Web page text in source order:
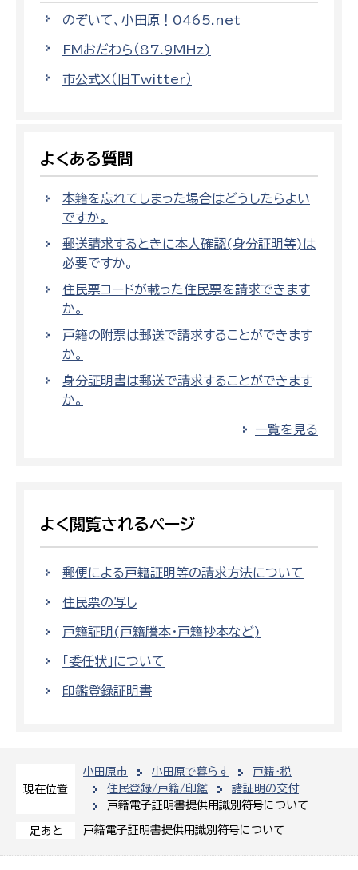
現在位置
小田原市 小田原で暮らす
戸籍・税
住民登録/戸籍/印鑑
諸証明の交付
戸籍電子証明書提供用識別符号について
足あと 戸籍電子証明書提供用識別符号について
のぞいて、小田原！0465.net
FMおだわら（87.9MHz)
市公式X（旧Twitter）
よくある質問
本籍を忘れてしまった場合はどうしたらよい
ですか。
郵送請求するときに本人確認(身分証明等)は
必要ですか。
住民票コードが載った住民票を請求できます
か。
戸籍の附票は郵送で請求することができます
か。
身分証明書は郵送で請求することができます
か。
一覧を見る
よく閲覧されるページ
郵便による戸籍証明等の請求方法について
住民票の写し
戸籍証明(戸籍謄本・戸籍抄本など)
「委任状」について
印鑑登録証明書